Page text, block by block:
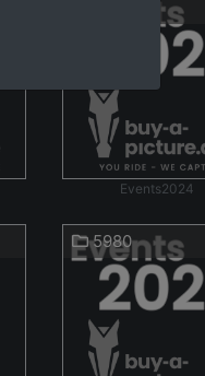
Events2024
5980